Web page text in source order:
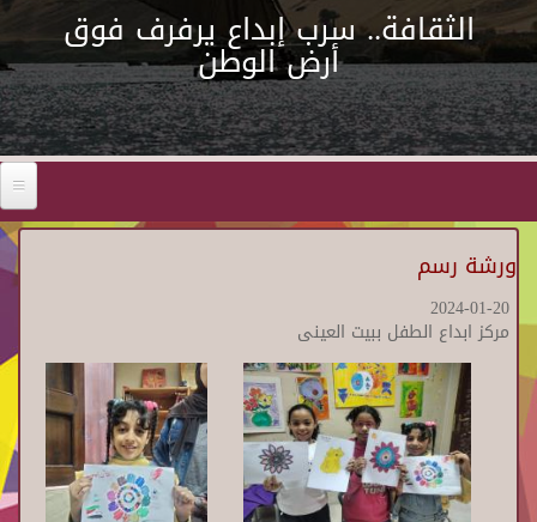
الثقافة.. سرب إبداع يرفرف فوق
أرض الوطن
ورشة رسم
2024-01-20
مركز ابداع الطفل ببيت العينى